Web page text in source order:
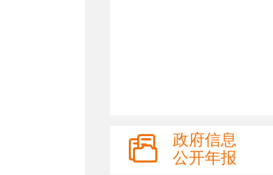
政府信息
公开年报